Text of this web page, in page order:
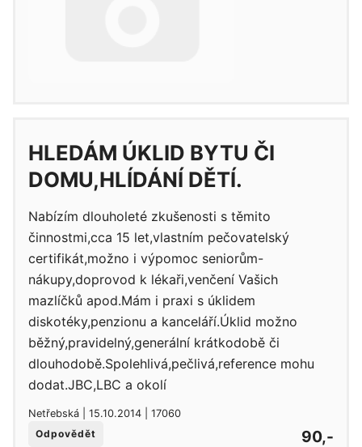
HLEDÁM ÚKLID BYTU ČI
DOMU,HLÍDÁNÍ DĚTÍ.
Nabízím dlouholeté zkušenosti s těmito
činnostmi,cca 15 let,vlastním pečovatelský
certifikát,možno i výpomoc seniorům-
nákupy,doprovod k lékaři,venčení Vašich
mazlíčků apod.Mám i praxi s úklidem
diskotéky,penzionu a kanceláří.Úklid možno
běžný,pravidelný,generální krátkodobě či
dlouhodobě.Spolehlivá,pečlivá,reference mohu
dodat.JBC,LBC a okolí
Netřebská | 15.10.2014 | 17060
Odpovědět
90,-